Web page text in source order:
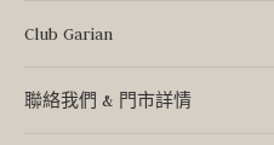
Club Garian
聯絡我們 & 門市詳情